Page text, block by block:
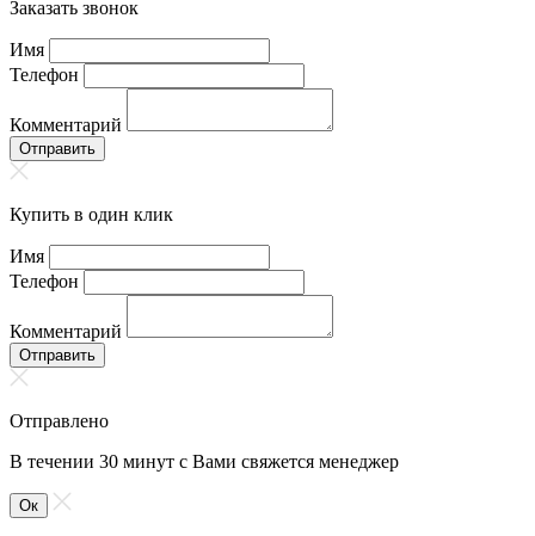
Заказать звонок
Имя
Телефон
Комментарий
Отправить
Купить в один клик
Имя
Телефон
Комментарий
Отправить
Отправлено
В течении 30 минут с Вами свяжется менеджер
Ок